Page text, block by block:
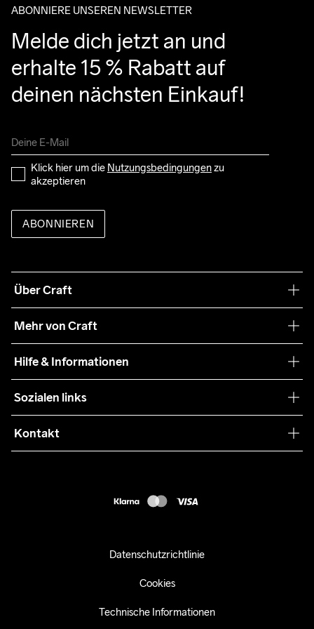
ABONNIERE UNSEREN NEWSLETTER
Melde dich jetzt an und
erhalte 15 % Rabatt auf
deinen nächsten Einkauf!
Klick hier um die Nutzungsbedingungen zu
akzeptieren
ABONNIEREN
Über Craft
Nachhaltigkeit
Mehr von Craft
Teamwear
Zusammenarbeit
Press
Hilfe & Informationen
Retouren
Kundendienst
Sozialen links
Kontakt
Datenschutzrichtlinie
Cookies
Technische Informationen